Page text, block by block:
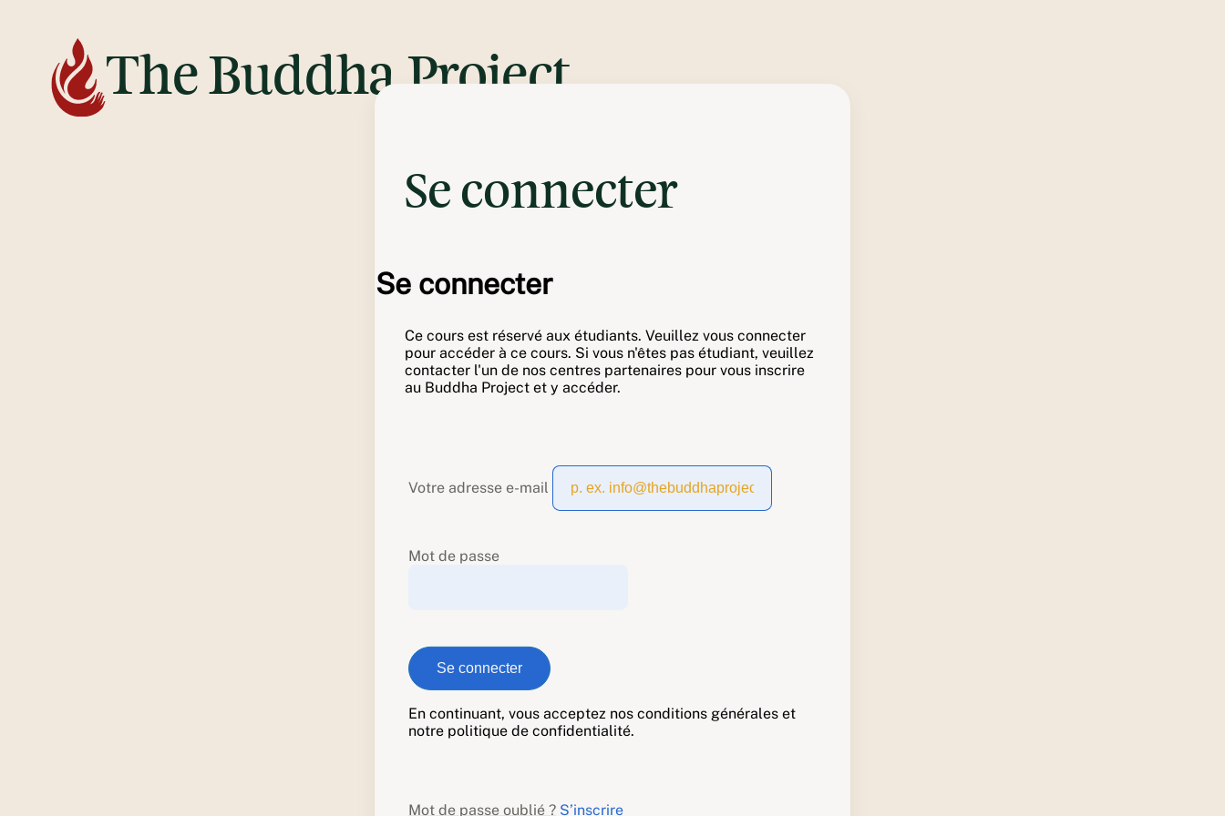
The Buddha Project
Se connecter
Se connecter
Ce cours est réservé aux étudiants. Veuillez vous connecter
pour accéder à ce cours. Si vous n'êtes pas étudiant, veuillez
contacter l'un de nos centres partenaires pour vous inscrire
au Buddha Project et y accéder.
Votre adresse e-mail
Mot de passe
En continuant, vous acceptez nos conditions générales et
notre politique de confidentialité.
Mot de passe oublié ? S’inscrire